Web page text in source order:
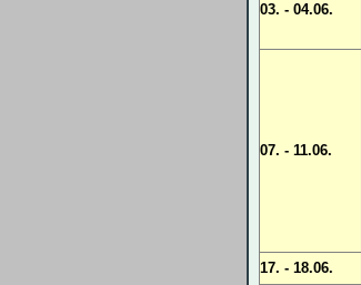
03. - 04.06.
07. - 11.06.
17. - 18.06.